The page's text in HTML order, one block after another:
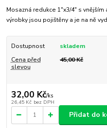
Mosazná redukce 1"x3/4" s vnějším
výrobky jsou pojištěny a je na ně
Dostupnost
skladem
Cena před
slevou
45,00 Kč
32,00 Kč/ks
26,45 Kč bez DPH
Přidat do